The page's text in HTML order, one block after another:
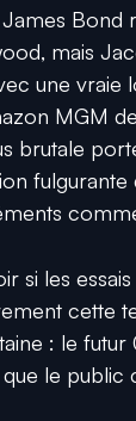
Bond
mais
une vraie
MGM
brutale
fulgurante
si les
cette
: le
le public